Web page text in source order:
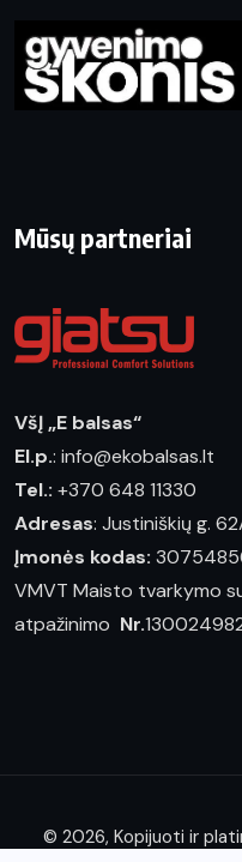
Mūsų partneriai
VšĮ „E balsas“
El.p.: info@ekobalsas.lt
Tel.: +370 648 11330
Adresas: Justiniškių g.
Įmonės kodas:
VMVT Maisto tvarkymo
atpažinimo Nr.
© 2026, Kopijuoti ir